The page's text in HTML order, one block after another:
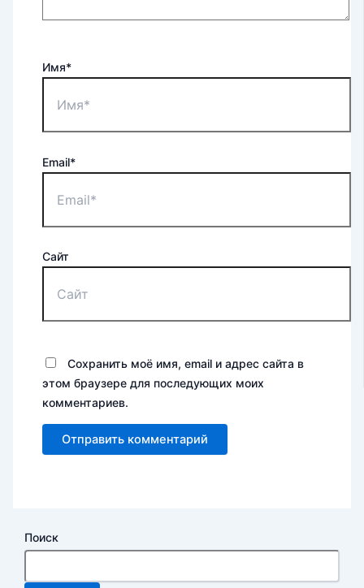
Имя*
Email*
Сайт
Сохранить моё имя, email и адрес сайта в
этом браузере для последующих моих
комментариев.
Поиск